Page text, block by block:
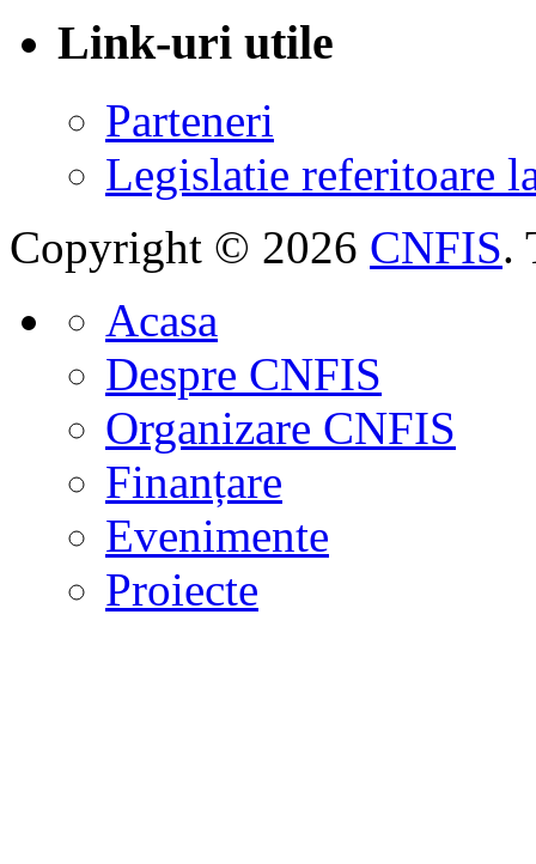
Link-uri utile
Parteneri
Legislatie referitoare
Copyright © 2026 CNFIS.
Acasa
Despre CNFIS
Organizare CNFIS
Finanțare
Evenimente
Proiecte